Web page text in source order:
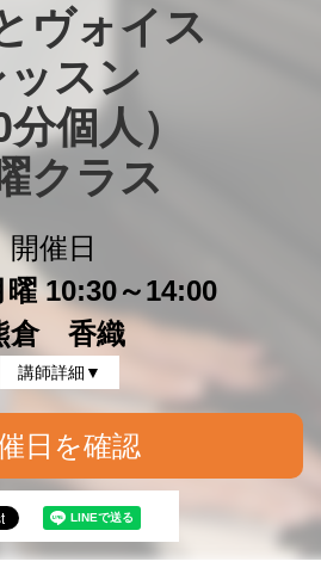
ヴォイス
ッスン
分個人）
クラス
開催日
曜 10:30～14:00
倉 香織
講師詳細▼
日を確認